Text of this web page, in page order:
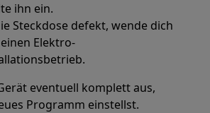
ihn ein.
Steckdose defekt, wende dich
Elektro-
eventuell komplett aus,
Programm einstellst.